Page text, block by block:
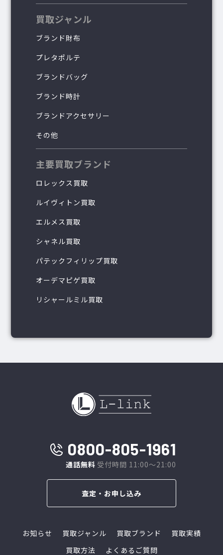
買取ジャンル
ブランド財布
プレタポルテ
ブランドバッグ
ブランド時計
ブランドアクセサリー
その他
主要買取ブランド
ロレックス買取
ルイヴィトン買取
エルメス買取
シャネル買取
パテックフィリップ買取
オーデマピゲ買取
リシャールミル買取
0800-805-1961
通話無料 受付時間 11:00～21:00
査定・お申し込み
お知らせ 買取ジャンル 買取ブランド
買取実績
買取方法
よくあるご質問